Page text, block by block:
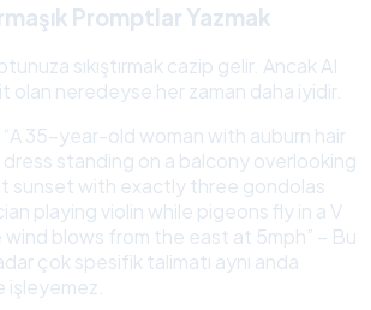
Promptlar Yazmak
sıkıştırmak cazip gelir. Ancak AI
olan neredeyse her zaman daha iyidir.
“A 35-year-old woman with auburn hair
dress standing on a balcony overlooking
sunset with exactly three gondolas
playing violin while pigeons fly in a V
blows from the east at 5mph” – Bu
çok spesifik talimatı aynı anda
işleyemez.